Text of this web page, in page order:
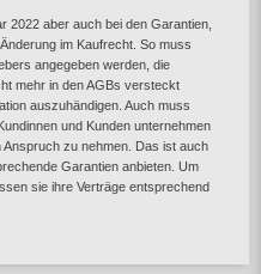
2022 aber auch bei den Garantien,
im Kaufrecht. So muss
angegeben werden, die
mehr in den AGBs versteckt
auszuhändigen. Auch muss
und Kunden unternehmen
zu nehmen. Das ist auch
Garantien anbieten. Um
sie ihre Verträge entsprechend